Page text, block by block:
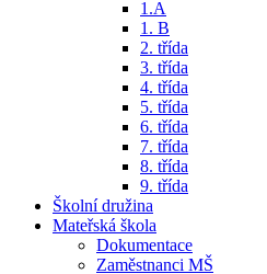
1.A
1. B
2. třída
3. třída
4. třída
5. třída
6. třída
7. třída
8. třída
9. třída
Školní družina
Mateřská škola
Dokumentace
Zaměstnanci MŠ